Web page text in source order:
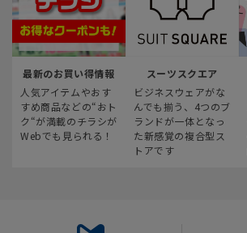
最新のお買い得情報
人気アイテムやおす
すめ商品などの“おト
ク“が満載のチラシが
Webでも見られる！
スーツスクエア
ビジネスウェアがな
んでも揃う、4つのブ
ランドが一体となっ
た新感覚の複合型ス
トアです